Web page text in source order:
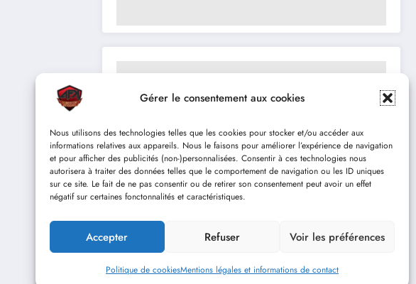
Gérer le consentement aux cookies
Nous utilisons des technologies telles que les cookies pour stocker et/ou accéder aux
informations relatives aux appareils. Nous le faisons pour améliorer l’expérience de navigation
et pour afficher des publicités (non-)personnalisées. Consentir à ces technologies nous
autorisera à traiter des données telles que le comportement de navigation ou les ID uniques
sur ce site. Le fait de ne pas consentir ou de retirer son consentement peut avoir un effet
négatif sur certaines fonctonnalités et caractéristiques.
Accepter Refuser Voir les préférences
Politique de cookiesMentions légales et informations de contact